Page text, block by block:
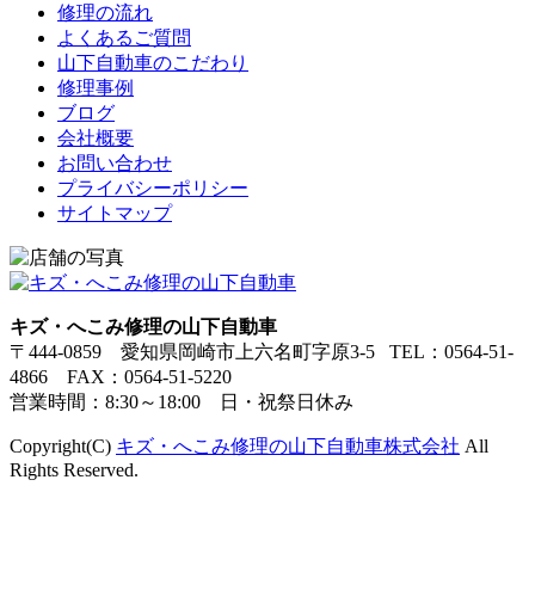
修理の流れ
よくあるご質問
山下自動車のこだわり
修理事例
ブログ
会社概要
お問い合わせ
プライバシーポリシー
サイトマップ
キズ・へこみ修理の山下自動車
〒444-0859 愛知県岡崎市上六名町字原3-5 TEL：0564-51-
4866 FAX：0564-51-5220
営業時間：8:30～18:00 日・祝祭日休み
Copyright(C) キズ・へこみ修理の山下自動車株式会社 All
Rights Reserved.